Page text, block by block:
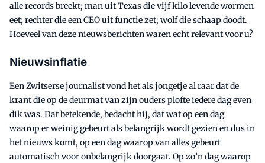
alle records breekt; man uit Texas die vijf kilo levende wormen
eet; rechter die een CEO uit functie zet; wolf die schaap doodt.
Hoeveel van deze nieuwsberichten waren echt relevant voor u?
Nieuwsinflatie
Een Zwitserse journalist vond het als jongetje al raar dat de
krant die op de deurmat van zijn ouders plofte iedere dag even
dik was. Dat betekende, bedacht hij, dat wat op een dag
waarop er weinig gebeurt als belangrijk wordt gezien en dus in
het nieuws komt, op een dag waarop van alles gebeurt
automatisch voor onbelangrijk doorgaat. Op zo’n dag waarop